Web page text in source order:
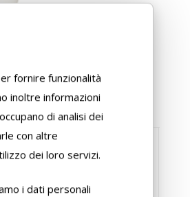
fornire funzionalità
inoltre informazioni
di analisi dei
con altre
dei loro servizi.
i dati personali